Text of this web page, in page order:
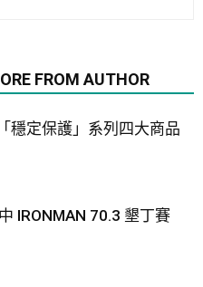
FROM AUTHOR
穩定保護」系列四大商品
IRONMAN 70.3 墾丁賽